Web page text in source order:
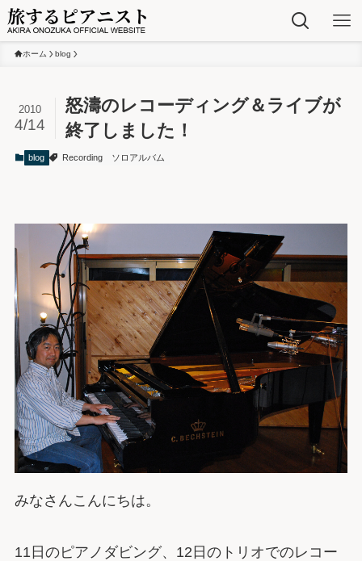
ホーム blog
怒濤のレコーディング＆ライブが
終了しました！
2010
4/14
blog Recording ソロアルバム
みなさんこんにちは。
11日のピアノダビング、12日のトリオでのレコー